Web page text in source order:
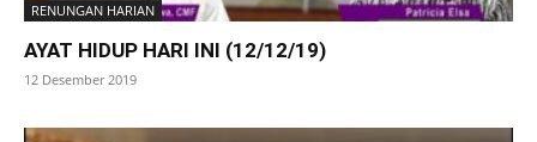
RENUNGAN HARIAN
AYAT HIDUP HARI INI (12/12/19)
12 Desember 2019